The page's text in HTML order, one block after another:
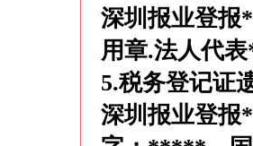
深圳报业登
用章.法人代
5.税务登记证
深圳报业登报